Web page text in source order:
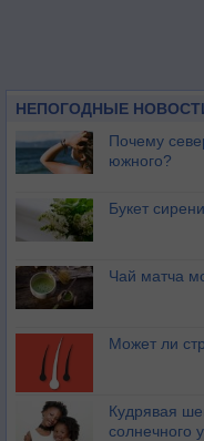
НЕПОГОДНЫЕ
Почему
южного?
Букет
Чай матча
Может ли
Кудрявая
солнечного